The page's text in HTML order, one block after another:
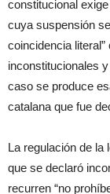
constitucional
cuya suspensión
coincidencia
inconstitucionales
caso se produce
catalana que fue
La regulación de la
que se declaró
recurren “no